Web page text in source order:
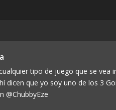
tipo de juego que se
dicen que yo soy uno de los 3
@ChubbyEze